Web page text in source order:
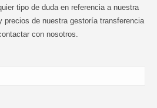
tipo de duda en referencia a nuestra
precios de nuestra gestoría transferencia
con nosotros.